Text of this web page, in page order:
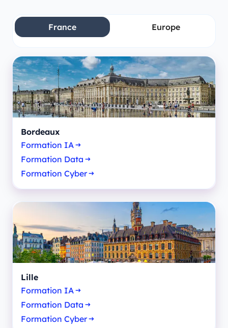
France Europe
Bordeaux
Formation IA
Formation Data
Formation Cyber
Lille
Formation IA
Formation Data
Formation Cyber